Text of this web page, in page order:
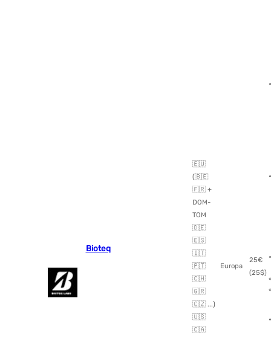
Bioteq
🇪🇺
(🇧🇪
🇫🇷 +
DOM-
TOM
🇩🇪
🇪🇸
🇮🇹
🇵🇹
🇨🇭
🇬🇷
🇨🇿 ...)
🇺🇸
🇨🇦
Europa
25€
(25$)